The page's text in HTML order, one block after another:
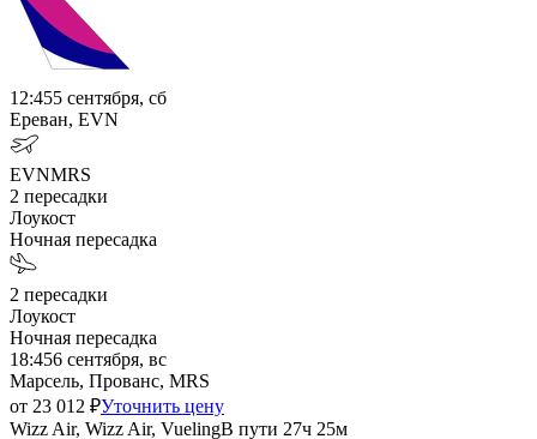
12:455 сентября, сб
Ереван, EVN
EVNMRS
2 пересадки
Лоукост
Ночная пересадка
2 пересадки
Лоукост
Ночная пересадка
18:456 сентября, вс
Марсель, Прованс, MRS
от 23 012 ₽Уточнить цену
Wizz Air, Wizz Air, VuelingВ пути 27ч 25м